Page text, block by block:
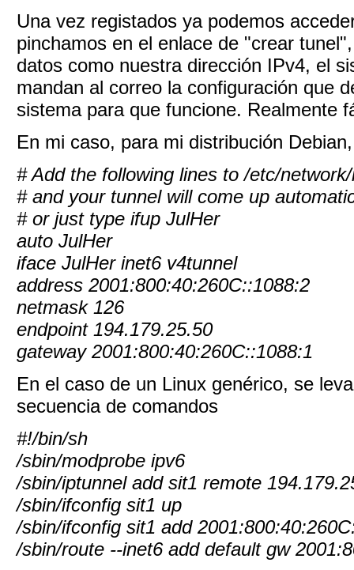
Una vez registados ya podemos
pinchamos en el enlace de "crear
datos como nuestra dirección IPv4, el
mandan al correo la configuración que
sistema para que funcione. Realmente
En mi caso, para mi distribución
# Add the following lines to /etc/
# and your tunnel will come up
# or just type ifup JulHer
auto JulHer
iface JulHer inet6 v4tunnel
address 2001:800:40:260C::1088:2
netmask 126
endpoint 194.179.25.50
gateway 2001:800:40:260C::1088:1
En el caso de un Linux genérico, se
secuencia de comandos
#!/bin/sh
/sbin/modprobe ipv6
/sbin/iptunnel add sit1 remote
/sbin/ifconfig sit1 up
/sbin/ifconfig sit1 add
/sbin/route --inet6 add default gw